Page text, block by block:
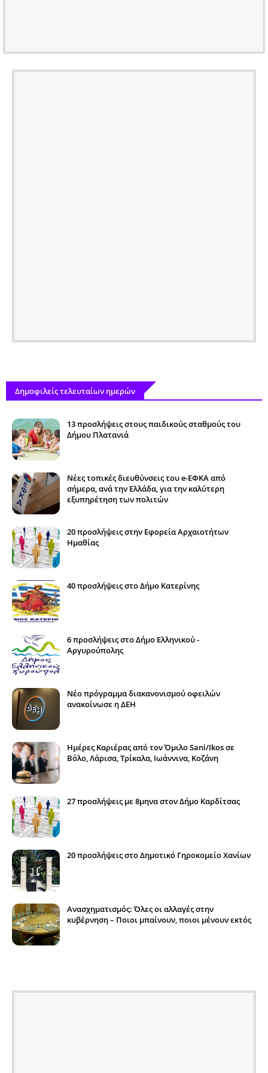
Δημοφιλείς τελευταίων ημερών
13 προσλήψεις στους παιδικούς σταθμούς του
Δήμου Πλατανιά
Νέες τοπικές διευθύνσεις του e-ΕΦΚΑ από
σήμερα, ανά την Ελλάδα, για την καλύτερη
εξυπηρέτηση των πολιτών
20 προσλήψεις στην Εφορεία Αρχαιοτήτων
Ημαθίας
40 προσλήψεις στο Δήμο Κατερίνης
6 προσλήψεις στο Δήμο Ελληνικού -
Αργυρούπολης
Νέο πρόγραμμα διακανονισμού οφειλών
ανακοίνωσε η ΔΕΗ
Ημέρες Καριέρας από τον Όμιλο Sani/Ikos σε
Βόλο, Λάρισα, Τρίκαλα, Ιωάννινα, Κοζάνη
27 προσλήψεις με 8μηνα στον Δήμο Καρδίτσας
20 προσλήψεις στο Δημοτικό Γηροκομείο Χανίων
Ανασχηματισμός: Όλες οι αλλαγές στην
κυβέρνηση – Ποιοι μπαίνουν, ποιοι μένουν εκτός